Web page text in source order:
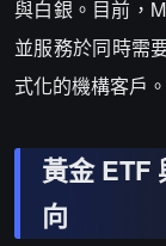
與白銀。目前，
並服務於同時需
式化的機構客戶。
黃金 ETF
向